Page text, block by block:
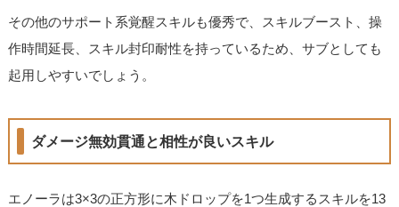
その他のサポート系覚醒スキルも優秀で、スキルブースト、操
作時間延長、スキル封印耐性を持っているため、サブとしても
起用しやすいでしょう。
ダメージ無効貫通と相性が良いスキル
エノーラは3×3の正方形に木ドロップを1つ生成するスキルを13